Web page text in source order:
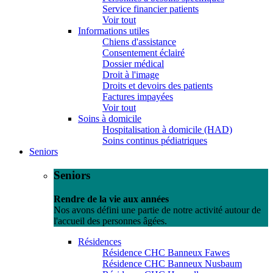
Service financier patients
Voir tout
Informations utiles
Chiens d'assistance
Consentement éclairé
Dossier médical
Droit à l'image
Droits et devoirs des patients
Factures impayées
Voir tout
Soins à domicile
Hospitalisation à domicile (HAD)
Soins continus pédiatriques
Seniors
Seniors
Rendre de la vie aux années
Nos avons défini une partie de notre activité autour de
l'accueil des personnes âgées.
Résidences
Résidence CHC Banneux Fawes
Résidence CHC Banneux Nusbaum